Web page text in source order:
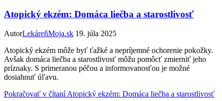
Atopický ekzém: Domáca liečba a starostlivosť
AutorLekáreňMoja.sk 19. júla 2025
Atopický ekzém môže byť ťažké a nepríjemné ochorenie pokožky.
Avšak domáca liečba a starostlivosť môžu pomôcť zmierniť jeho
príznaky. S primeranou péčou a informovanosťou je možné
dosiahnuť úľavu.
Pokračovať v čítaníAtopický ekzém: Domáca liečba a starostlivosť